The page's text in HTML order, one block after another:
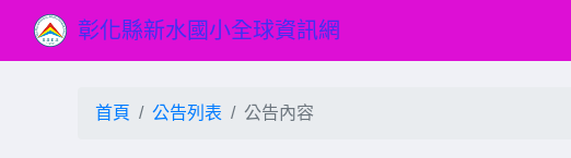
彰化縣新水國小全球資訊網
首頁 公告列表 公告內容